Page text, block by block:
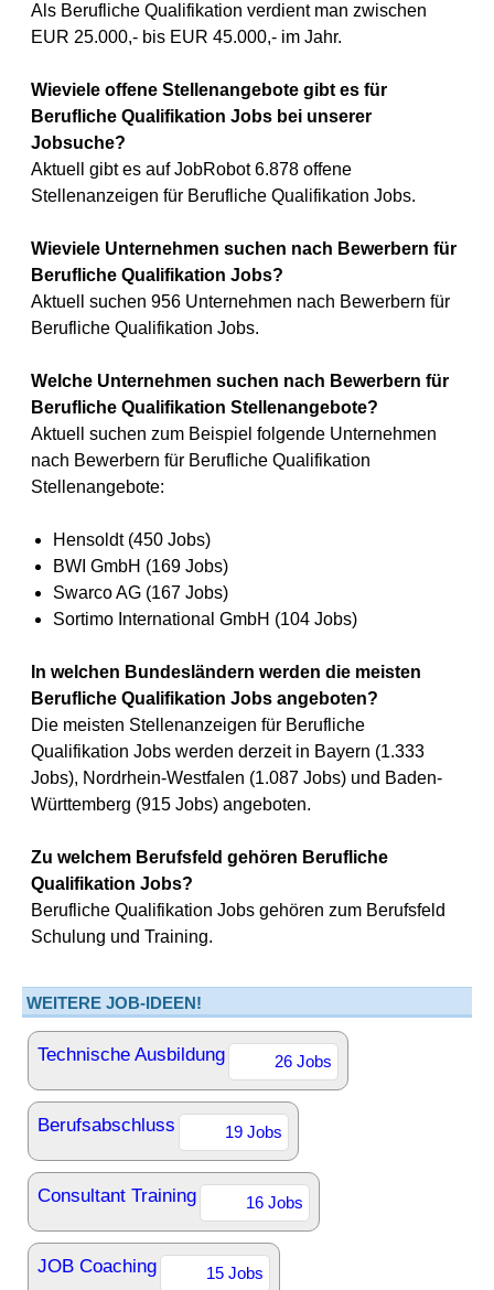
Als Berufliche Qualifikation verdient man zwischen
EUR 25.000,- bis EUR 45.000,- im Jahr.
Wieviele offene Stellenangebote gibt es für
Berufliche Qualifikation Jobs bei unserer
Jobsuche?
Aktuell gibt es auf JobRobot 6.878 offene
Stellenanzeigen für Berufliche Qualifikation Jobs.
Wieviele Unternehmen suchen nach Bewerbern für
Berufliche Qualifikation Jobs?
Aktuell suchen 956 Unternehmen nach Bewerbern für
Berufliche Qualifikation Jobs.
Welche Unternehmen suchen nach Bewerbern für
Berufliche Qualifikation Stellenangebote?
Aktuell suchen zum Beispiel folgende Unternehmen
nach Bewerbern für Berufliche Qualifikation
Stellenangebote:
Hensoldt (450 Jobs)
BWI GmbH (169 Jobs)
Swarco AG (167 Jobs)
Sortimo International GmbH (104 Jobs)
In welchen Bundesländern werden die meisten
Berufliche Qualifikation Jobs angeboten?
Die meisten Stellenanzeigen für Berufliche
Qualifikation Jobs werden derzeit in Bayern (1.333
Jobs), Nordrhein-Westfalen (1.087 Jobs) und Baden-
Württemberg (915 Jobs) angeboten.
Zu welchem Berufsfeld gehören Berufliche
Qualifikation Jobs?
Berufliche Qualifikation Jobs gehören zum Berufsfeld
Schulung und Training.
WEITERE JOB-IDEEN!
Technische Ausbildung 26 Jobs
Berufsabschluss 19 Jobs
Consultant Training 16 Jobs
JOB Coaching 15 Jobs